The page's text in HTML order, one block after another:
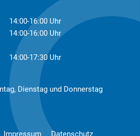
14:00-16:00 Uhr
14:00-16:00 Uhr
14:00-17:30 Uhr
Dienstag und Donnerstag
Impressum Datenschutz